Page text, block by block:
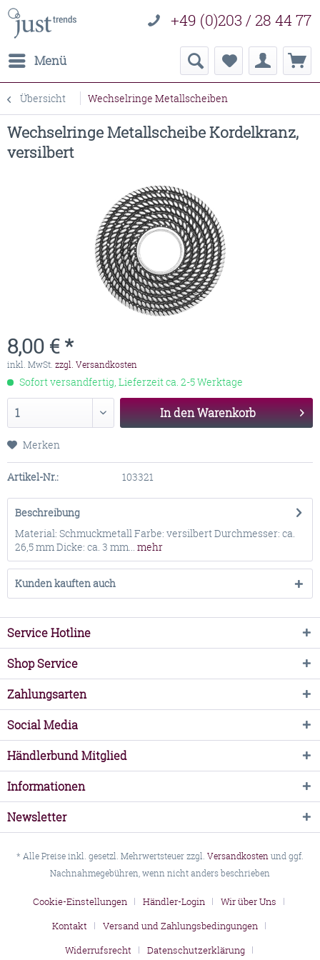
+49 (0)203 / 28 44 77
Menü
Übersicht Wechselringe Metallscheiben
Wechselringe Metallscheibe Kordelkranz,
versilbert
8,00 € *
inkl. MwSt. zzgl. Versandkosten
Sofort versandfertig, Lieferzeit ca. 2-5 Werktage
In denWarenkorb
Merken
Artikel-Nr.: 103321
Beschreibung
Material: Schmuckmetall Farbe: versilbert Durchmesser: ca.
26,5 mm Dicke: ca. 3 mm... mehr
Kunden kauften auch
Service Hotline
Shop Service
Zahlungsarten
Social Media
Händlerbund Mitglied
Informationen
Newsletter
* Alle Preise inkl. gesetzl. Mehrwertsteuer zzgl. Versandkostenund ggf.
Nachnahmegebühren, wenn nicht anders beschrieben
Cookie-Einstellungen Händler-Login
Wir über Uns
Kontakt
Versand und Zahlungsbedingungen
Widerrufsrecht
Datenschutzerklärung